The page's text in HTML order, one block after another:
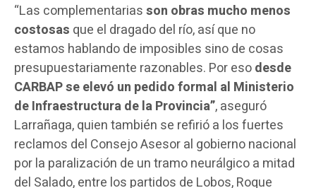
“Las complementariasson obras mucho menos
costosas que el dragado del río, así que no
estamos hablando de imposibles sino de cosas
presupuestariamente razonables. Por esodesde
CARBAP se elevó un pedido formal al Ministerio
de Infraestructura de la Provincia”, aseguró
Larrañaga, quien también se refirió a los fuertes
reclamos del Consejo Asesor al gobierno nacional
por la paralización de un tramo neurálgico a mitad
del Salado, entre los partidos de Lobos, Roque